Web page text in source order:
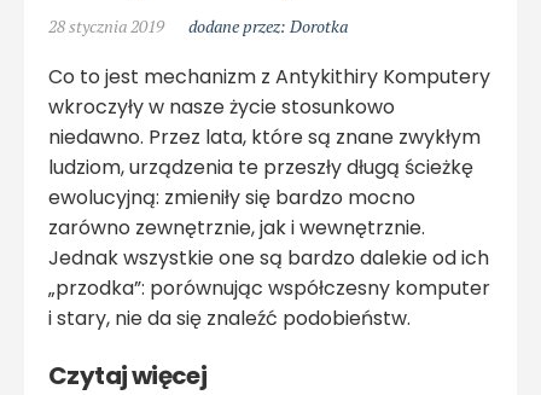
28 stycznia 2019 dodane przez: Dorotka
Co to jest mechanizm z Antykithiry Komputery
wkroczyły w nasze życie stosunkowo
niedawno. Przez lata, które są znane zwykłym
ludziom, urządzenia te przeszły długą ścieżkę
ewolucyjną: zmieniły się bardzo mocno
zarówno zewnętrznie, jak i wewnętrznie.
Jednak wszystkie one są bardzo dalekie od ich
„przodka”: porównując współczesny komputer
i stary, nie da się znaleźć podobieństw.
Czytaj więcej